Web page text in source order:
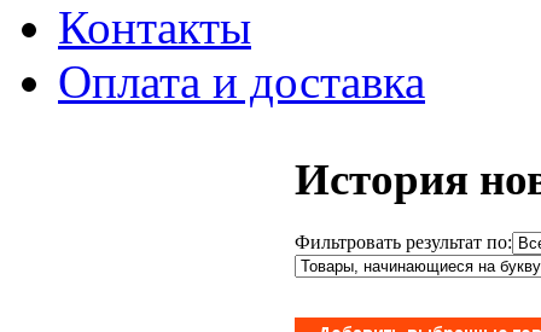
Контакты
Оплата и доставка
История
Фильтровать результат по: